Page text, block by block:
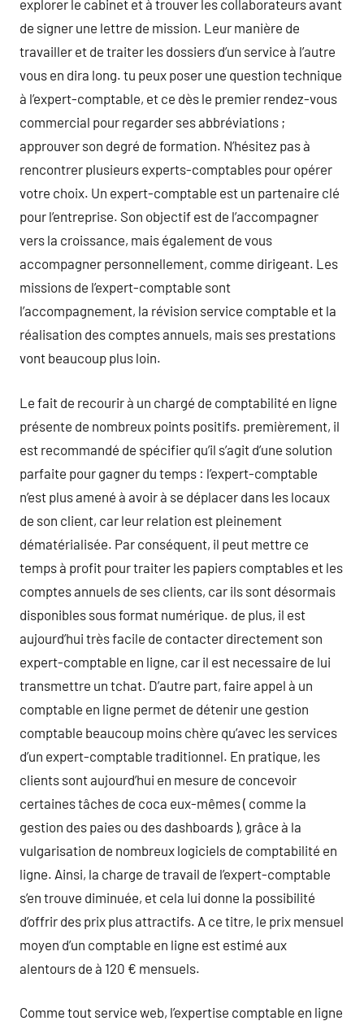
explorer le cabinet et à trouver les collaborateurs avant
de signer une lettre de mission. Leur manière de
travailler et de traiter les dossiers d’un service à l’autre
vous en dira long. tu peux poser une question technique
à l’expert-comptable, et ce dès le premier rendez-vous
commercial pour regarder ses abbréviations ;
approuver son degré de formation. N’hésitez pas à
rencontrer plusieurs experts-comptables pour opérer
votre choix. Un expert-comptable est un partenaire clé
pour l’entreprise. Son objectif est de l’accompagner
vers la croissance, mais également de vous
accompagner personnellement, comme dirigeant. Les
missions de l’expert-comptable sont
l’accompagnement, la révision service comptable et la
réalisation des comptes annuels, mais ses prestations
vont beaucoup plus loin.
Le fait de recourir à un chargé de comptabilité en ligne
présente de nombreux points positifs. premièrement, il
est recommandé de spécifier qu’il s’agit d’une solution
parfaite pour gagner du temps : l’expert-comptable
n’est plus amené à avoir à se déplacer dans les locaux
de son client, car leur relation est pleinement
dématérialisée. Par conséquent, il peut mettre ce
temps à profit pour traiter les papiers comptables et les
comptes annuels de ses clients, car ils sont désormais
disponibles sous format numérique. de plus, il est
aujourd’hui très facile de contacter directement son
expert-comptable en ligne, car il est necessaire de lui
transmettre un tchat. D’autre part, faire appel à un
comptable en ligne permet de détenir une gestion
comptable beaucoup moins chère qu’avec les services
d’un expert-comptable traditionnel. En pratique, les
clients sont aujourd’hui en mesure de concevoir
certaines tâches de coca eux-mêmes ( comme la
gestion des paies ou des dashboards ), grâce à la
vulgarisation de nombreux logiciels de comptabilité en
ligne. Ainsi, la charge de travail de l’expert-comptable
s’en trouve diminuée, et cela lui donne la possibilité
d’offrir des prix plus attractifs. A ce titre, le prix mensuel
moyen d’un comptable en ligne est estimé aux
alentours de à 120 € mensuels.
Comme tout service web, l’expertise comptable en ligne